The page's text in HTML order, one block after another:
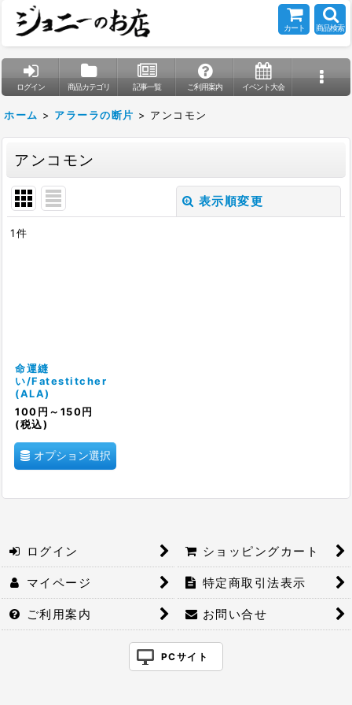
カート 商品検索
ログイン 商品カテゴリ 記事一覧 ご利用案内 イベント大会
ホーム > アラーラの断片 > アンコモン
アンコモン
表示順変更
1件
命運縫
い/Fatestitcher
(ALA)
100 円 ～150 円
(税込)
オプション選択
ログイン ショッピングカート
マイページ 特定商取引法表示
ご利用案内 お問い合せ
PCサイト